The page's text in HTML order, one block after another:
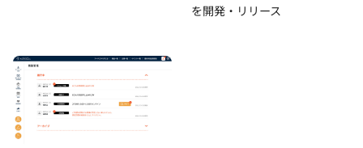
を開発・リリース